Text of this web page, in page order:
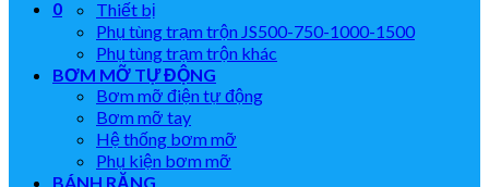
0
Thiết bị
Phụ tùng trạm trộn JS500-750-1000-1500
Phụ tùng trạm trộn khác
BƠM MỠ TỰ ĐỘNG
Bơm mỡ điện tự động
Bơm mỡ tay
Hệ thống bơm mỡ
Phụ kiện bơm mỡ
BÁNH RĂNG